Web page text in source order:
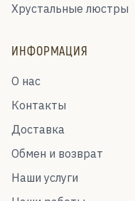
Хрустальные люстры
ИНФОРМАЦИЯ
О нас
Контакты
Доставка
Обмен и возврат
Наши услуги